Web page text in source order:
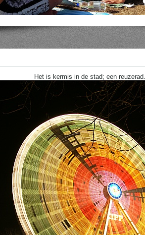
Het is kermis in de stad; een reuzerad.